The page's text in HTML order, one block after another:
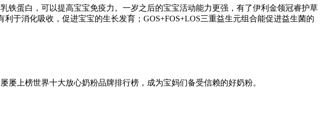
铁蛋白，可以提高宝宝免疫力。一岁之后的宝宝活动能力更强，有了伊利金领冠睿护草
于消化吸收，促进宝宝的生长发育；GOS+FOS+LOS三重益生元组合能促进益生菌的
上榜世界十大放心奶粉品牌排行榜，成为宝妈们备受信赖的好奶粉。